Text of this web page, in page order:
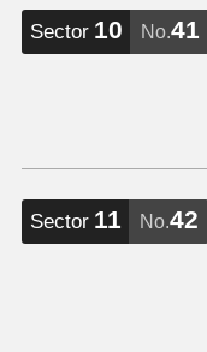
Sector 10 No.41
Sector 11 No.42